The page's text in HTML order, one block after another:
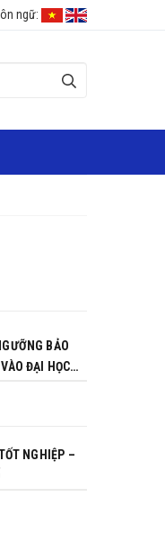
ngữ:
BẢO
ĐẠI HỌC
NGHIỆP –